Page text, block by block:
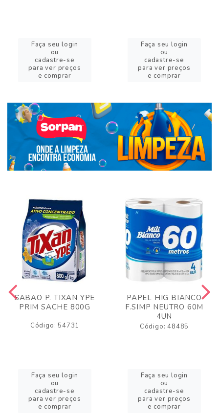
Faça seu login
ou
cadastre-se
para ver preços
e comprar
Faça seu login
ou
cadastre-se
para ver preços
e comprar
SABAO P. TIXAN YPE
PRIM SACHE 800G
Código: 54731
Faça seu login
ou
cadastre-se
para ver preços
e comprar
PAPEL HIG BIANCO
F.SIMP NEUTRO 60M
4UN
Código: 48485
Faça seu login
ou
cadastre-se
para ver preços
e comprar